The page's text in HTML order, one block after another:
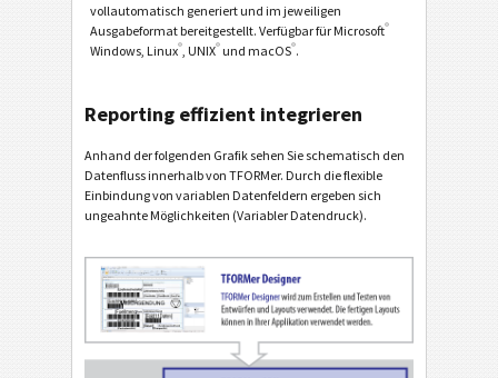
vollautomatisch generiert und im jeweiligen
Ausgabeformat bereitgestellt. Verfügbar für Microsoft®
Windows, Linux® , UNIX® und macOS®.
Reporting effizient integrieren
Anhand der folgenden Grafik sehen Sie schematisch den
Datenfluss innerhalb von TFORMer. Durch die flexible
Einbindung von variablen Datenfeldern ergeben sich
ungeahnte Möglichkeiten (Variabler Datendruck).